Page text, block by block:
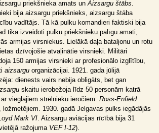
priekšnieka amats un Aizsargu štābs
bija aizsargu priekšnieks, aizsargu štāba
vadītājs. Tā kā pulku komandieri faktiski bija
tika izveidoti pulku priekšnieku palīgu amati,
armijas virsniekus. Lielākā daļa bataljonu un rotu
dzīvojošie atvaļinātie virsnieki. Militāri
150 armijas virsnieki ar profesionālo izglītību,
aizsarguorganizācijai. 1921. gada jūlijā
dienests vairs nebija obligāts, bet gan
skaitu ierobežoja līdz 50 personām katrā
vieglajiem strēlnieku ieročiem: Ross-Enfield
1930. gadā Jelgavas pulks iegādājās
Mark VI. Aizsargu aviācijas rīcībā bija 31
ražojuma VEF I-12).